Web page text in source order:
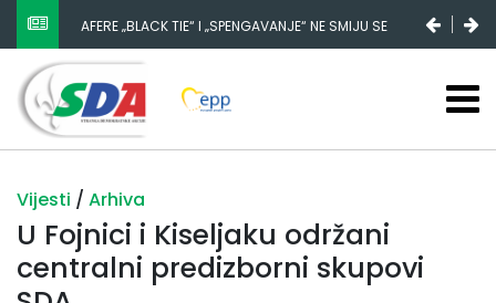
AFERE „BLACK TIE“ I „SPENGAVANJE“ NE SMIJU SE
ZATAŠKATI
Vijesti / Arhiva
U Fojnici i Kiseljaku održani
centralni predizborni skupovi